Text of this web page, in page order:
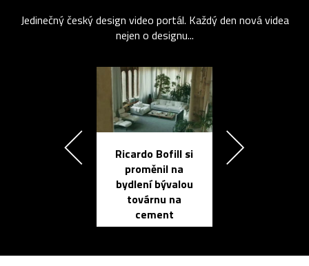
Jedinečný český design video portál. Každý den nová videa
nejen o designu...
Ricardo Bofill si
proměnil na
bydlení bývalou
továrnu na
cement